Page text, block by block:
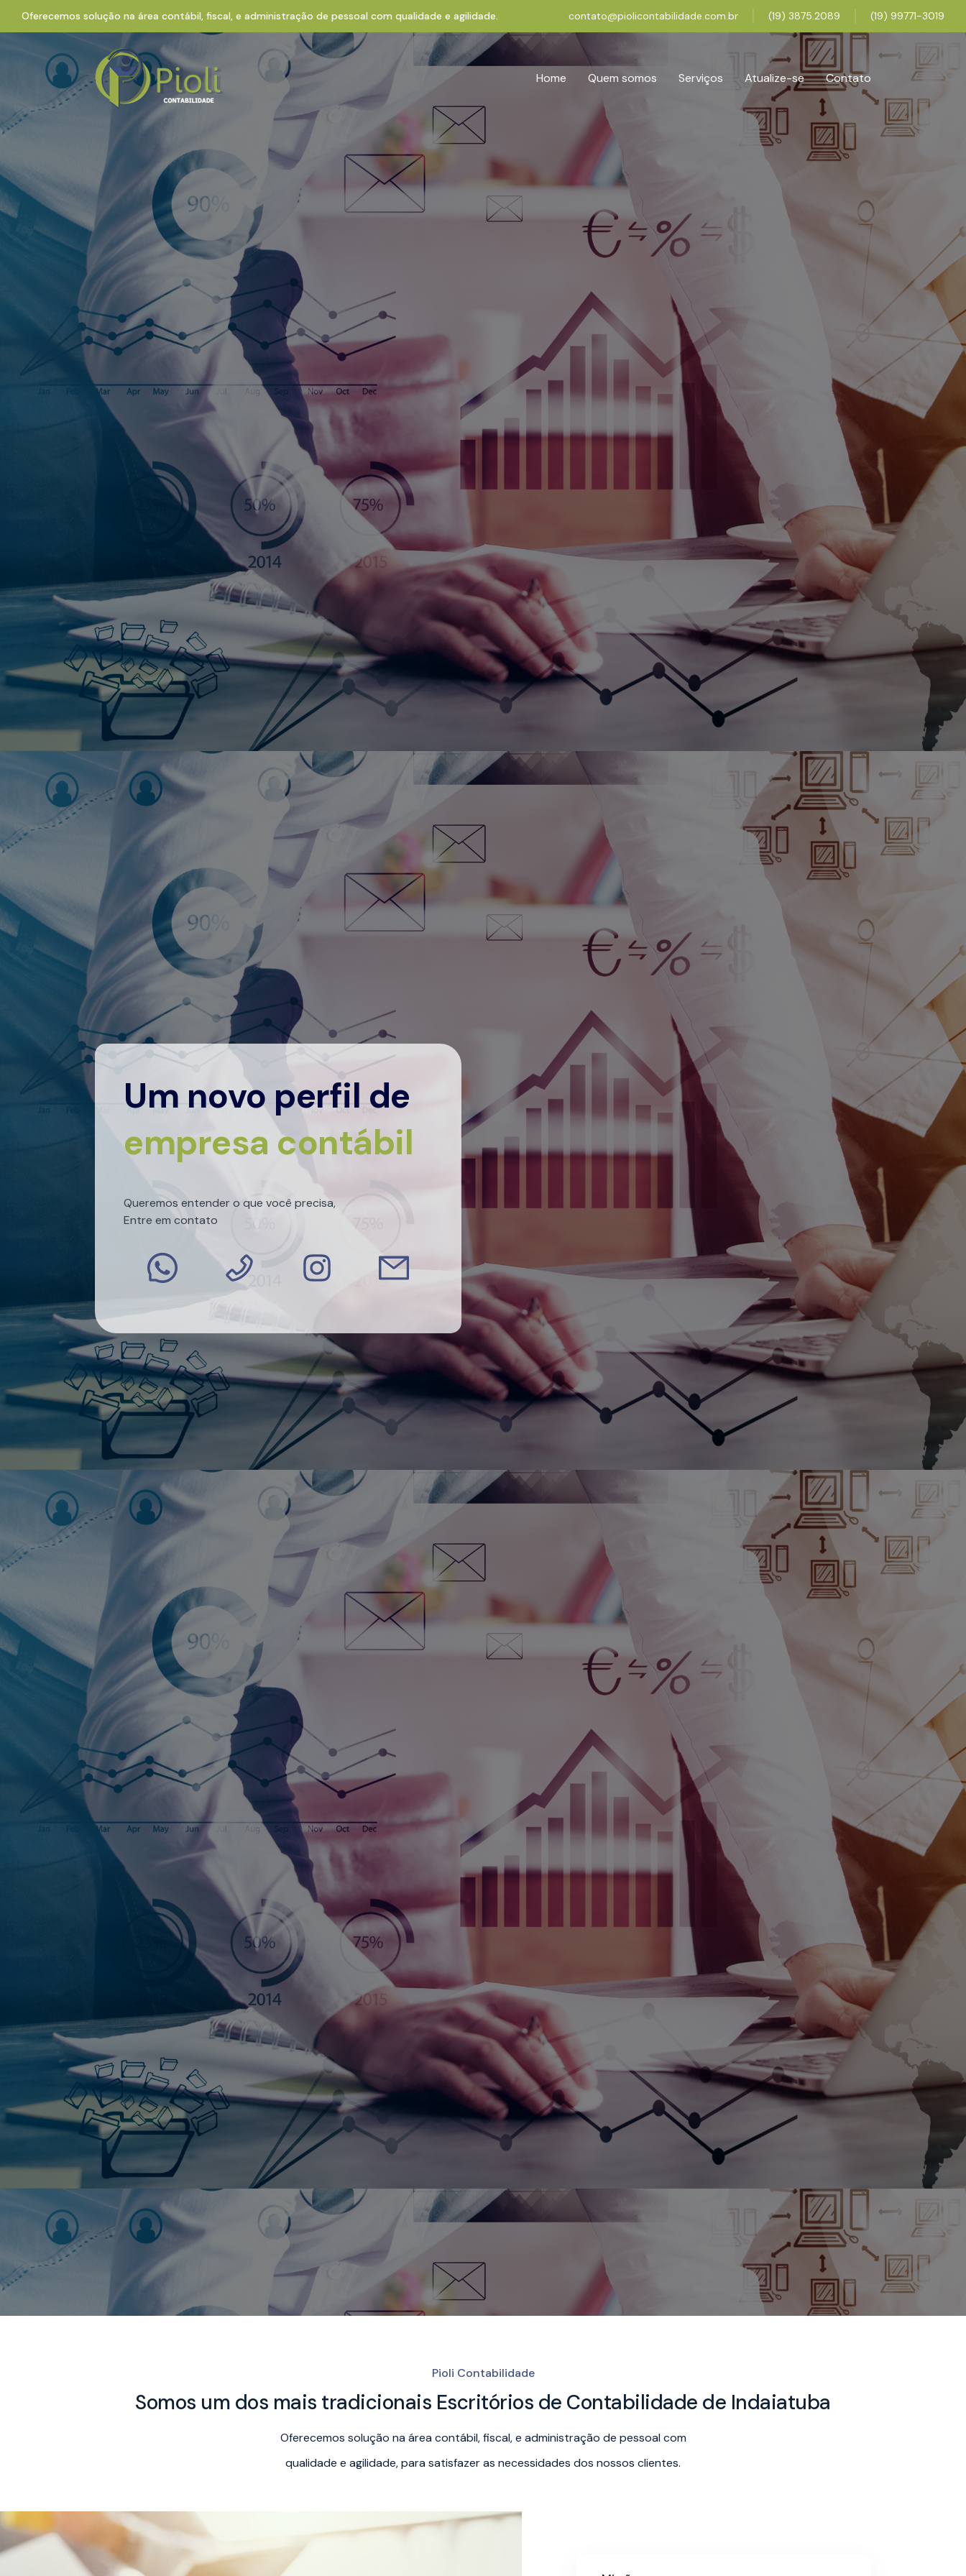
Oferecemos solução na área contábil, fiscal, e administração de pessoal com qualidade e agilidade. contato@piolicontabilidade.com.br (19) 3875.2089 (19) 99771-3019
Home Quem somos Serviços Atualize-se Contato
Um novo perfil de
empresa contábil
Queremos entender o que você precisa,
Entre em contato
Pioli Contabilidade
Somos um dos mais tradicionais Escritórios de Contabilidade de Indaiatuba
Oferecemos solução na área contábil, fiscal, e administração de pessoal com
qualidade e agilidade, para satisfazer as necessidades dos nossos clientes.